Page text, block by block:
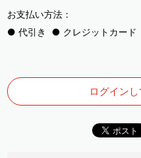
お支払い方法：
代引き
クレジットカード
ログイン